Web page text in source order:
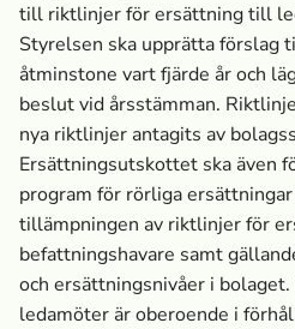
till riktlinjer för ersättning till
Styrelsen ska upprätta förslag
åtminstone vart fjärde år och
beslut vid årsstämman.
nya riktlinjer antagits av
Ersättningsutskottet ska även
program för rörliga
tillämpningen av riktlinjer för
befattningshavare samt
och ersättningsnivåer i
ledamöter är oberoende i